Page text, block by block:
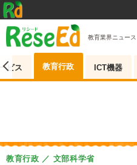
教育業界ニュース
ビス 教育行政 ICT機器
教育行政 文部科学省